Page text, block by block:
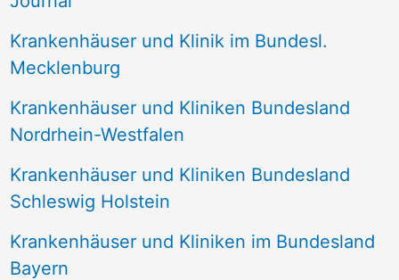
c
:
Krankenhäuser und Klinik im Bundesl.
Mecklenburg
Krankenhäuser und Kliniken Bundesland
Nordrhein-Westfalen
Krankenhäuser und Kliniken Bundesland
Schleswig Holstein
Krankenhäuser und Kliniken im Bundesland
Bayern